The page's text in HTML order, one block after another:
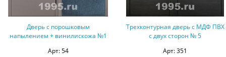
с порошковым
+ винилискожа №1
Трехконтурная дверь с МДФ ПВХ
с двух сторон № 5